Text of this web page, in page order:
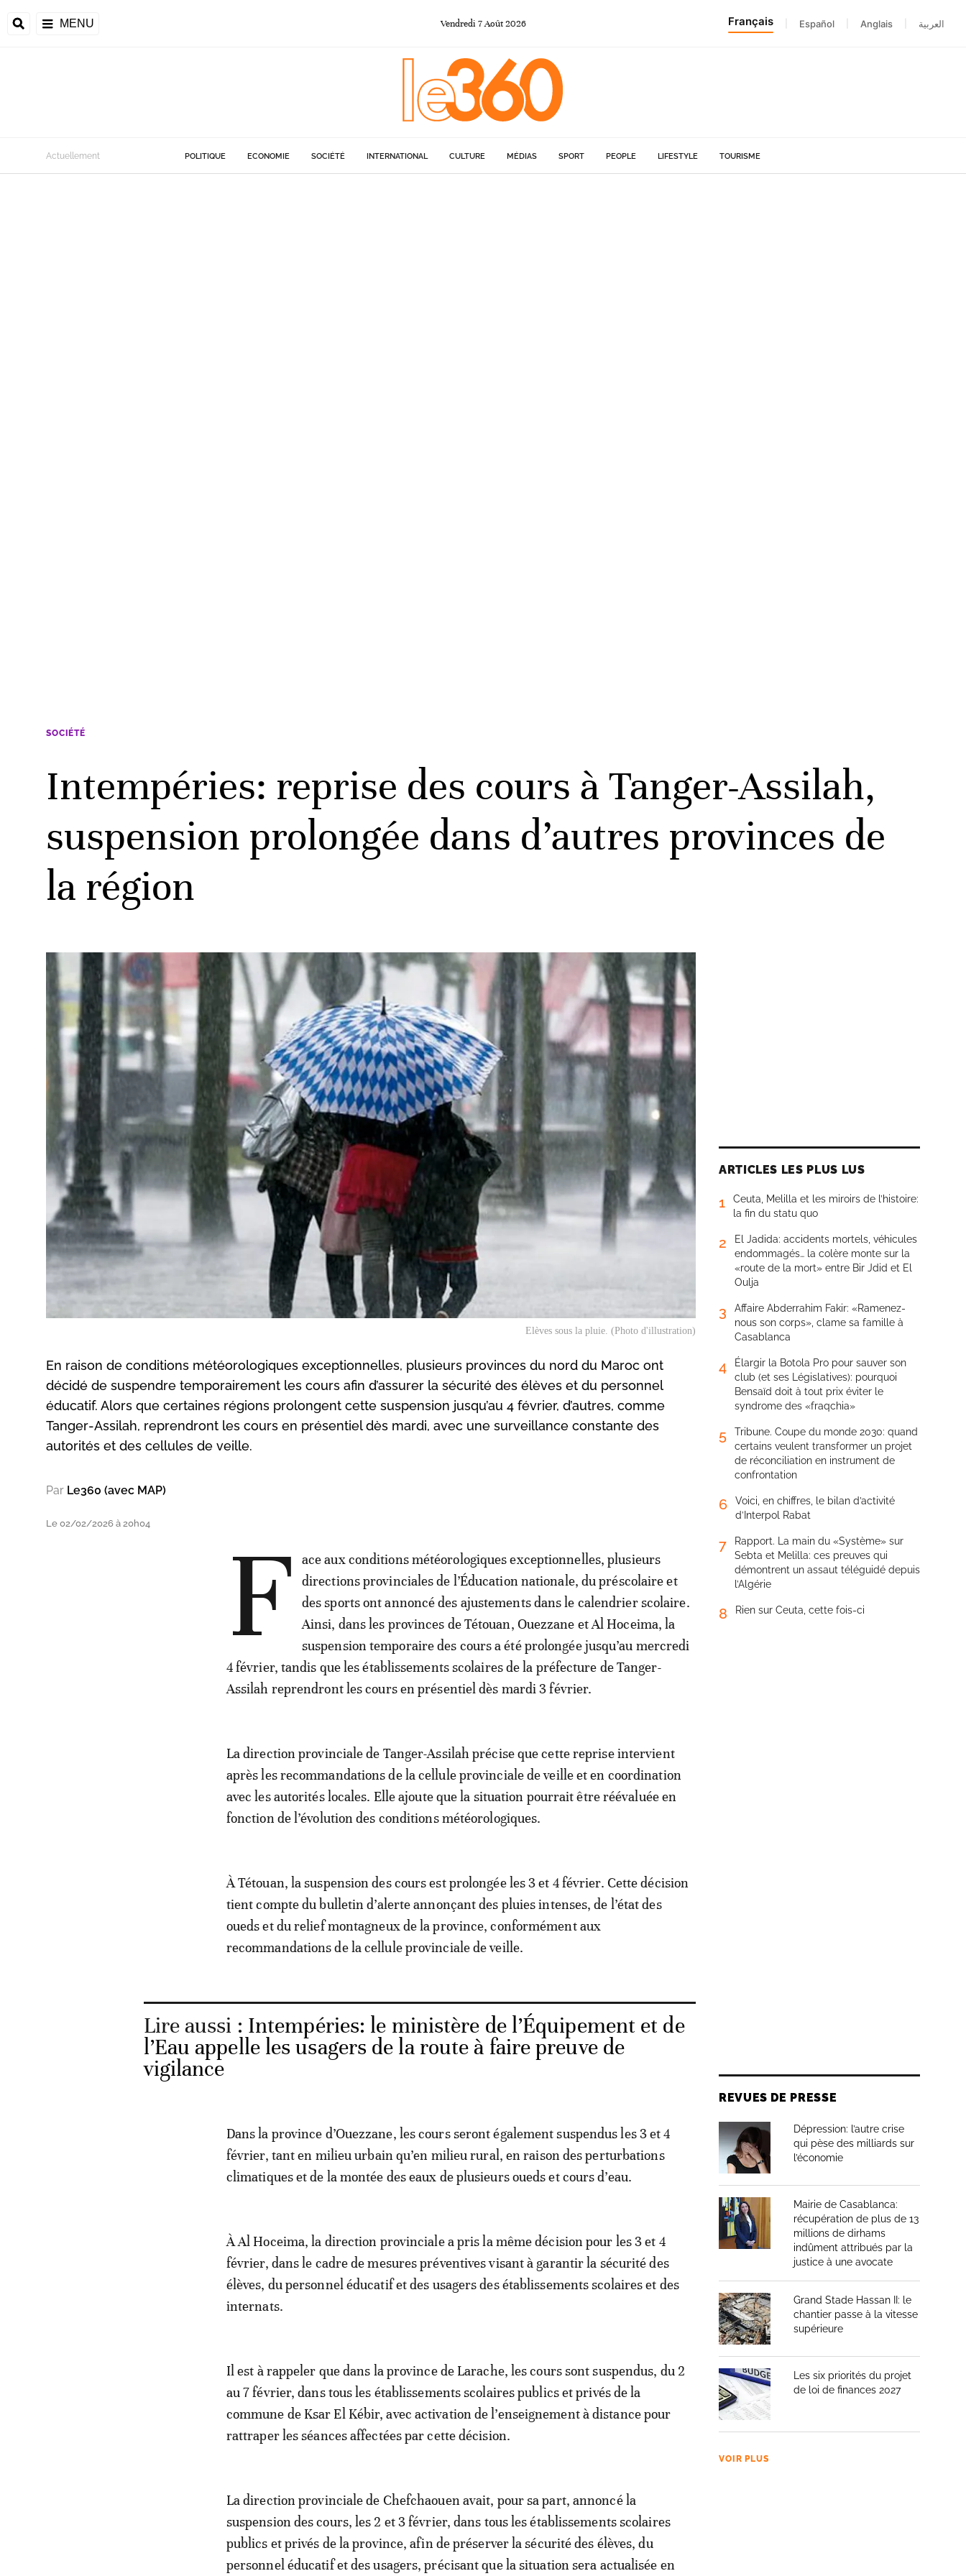
MENU Vendredi 7Août 2026 Français Español Anglais العربية
Actuellement POLITIQUE ECONOMIE SOCIÉTÉ INTERNATIONAL CULTURE MÉDIAS SPORT PEOPLE LIFESTYLE TOURISME
SOCIÉTÉ
Intempéries: reprise des cours à Tanger-Assilah,
suspension prolongée dans d’autres provinces de
la région
Elèves sous la pluie. (Photo d'illustration)
En raison de conditions météorologiques exceptionnelles, plusieurs provinces du nord du Maroc ont
décidé de suspendre temporairement les cours afin d’assurer la sécurité des élèves et du personnel
éducatif. Alors que certaines régions prolongent cette suspension jusqu’au 4 février, d’autres, comme
Tanger‑Assilah, reprendront les cours en présentiel dès mardi, avec une surveillance constante des
autorités et des cellules de veille.
Par Le360 (avec MAP)
Le 02/02/2026 à 20h04 F
ace aux conditions météorologiques exceptionnelles, plusieurs
directions provinciales de l’Éducation nationale, du préscolaire et
des sports ont annoncé des ajustements dans le calendrier scolaire.
Ainsi, dans les provinces de Tétouan, Ouezzane et Al Hoceima, la
suspension temporaire des cours a été prolongée jusqu’au mercredi
4 février, tandis que les établissements scolaires de la préfecture de Tanger-
Assilah reprendront les cours en présentiel dès mardi 3 février.
La direction provinciale de Tanger-Assilah précise que cette reprise intervient
après les recommandations de la cellule provinciale de veille et en coordination
avec les autorités locales. Elle ajoute que la situation pourrait être réévaluée en
fonction de l’évolution des conditions météorologiques.
À Tétouan, la suspension des cours est prolongée les 3 et 4 février. Cette décision
tient compte du bulletin d’alerte annonçant des pluies intenses, de l’état des
oueds et du relief montagneux de la province, conformément aux
recommandations de la cellule provinciale de veille.
Lire aussi : Intempéries: le ministère de l’Équipement et de
l’Eau appelle les usagers de la route à faire preuve de
vigilance
Dans la province d’Ouezzane, les cours seront également suspendus les 3 et 4
février, tant en milieu urbain qu’en milieu rural, en raison des perturbations
climatiques et de la montée des eaux de plusieurs oueds et cours d’eau.
À Al Hoceima, la direction provinciale a pris la même décision pour les 3 et 4
février, dans le cadre de mesures préventives visant à garantir la sécurité des
élèves, du personnel éducatif et des usagers des établissements scolaires et des
internats.
Il est à rappeler que dans la province de Larache, les cours sont suspendus, du 2
au 7 février, dans tous les établissements scolaires publics et privés de la
commune de Ksar El Kébir, avec activation de l’enseignement à distance pour
rattraper les séances affectées par cette décision.
La direction provinciale de Chefchaouen avait, pour sa part, annoncé la
suspension des cours, les 2 et 3 février, dans tous les établissements scolaires
publics et privés de la province, afin de préserver la sécurité des élèves, du
personnel éducatif et des usagers, précisant que la situation sera actualisée en
ARTICLES LES PLUS LUS
1
Ceuta, Melilla et les miroirs de l’histoire:
la fin du statu quo
2
El Jadida: accidents mortels, véhicules
endommagés… la colère monte sur la
«route de la mort» entre Bir Jdid et El
Oulja
3
Affaire Abderrahim Fakir: «Ramenez-
nous son corps», clame sa famille à
Casablanca
4
Élargir la Botola Pro pour sauver son
club (et ses Législatives): pourquoi
Bensaïd doit à tout prix éviter le
syndrome des «fraqchia»
5
Tribune. Coupe du monde 2030: quand
certains veulent transformer un projet
de réconciliation en instrument de
confrontation
6
Voici, en chiffres, le bilan d’activité
d’Interpol Rabat
7
Rapport. La main du «Système» sur
Sebta et Melilla: ces preuves qui
démontrent un assaut téléguidé depuis
l’Algérie
8 Rien sur Ceuta, cette fois-ci
REVUES DE PRESSE
Dépression: l’autre crise
qui pèse des milliards sur
l’économie
Mairie de Casablanca:
récupération de plus de 13
millions de dirhams
indûment attribués par la
justice à une avocate
Grand Stade Hassan II: le
chantier passe à la vitesse
supérieure
Les six priorités du projet
de loi de finances 2027
VOIR PLUS